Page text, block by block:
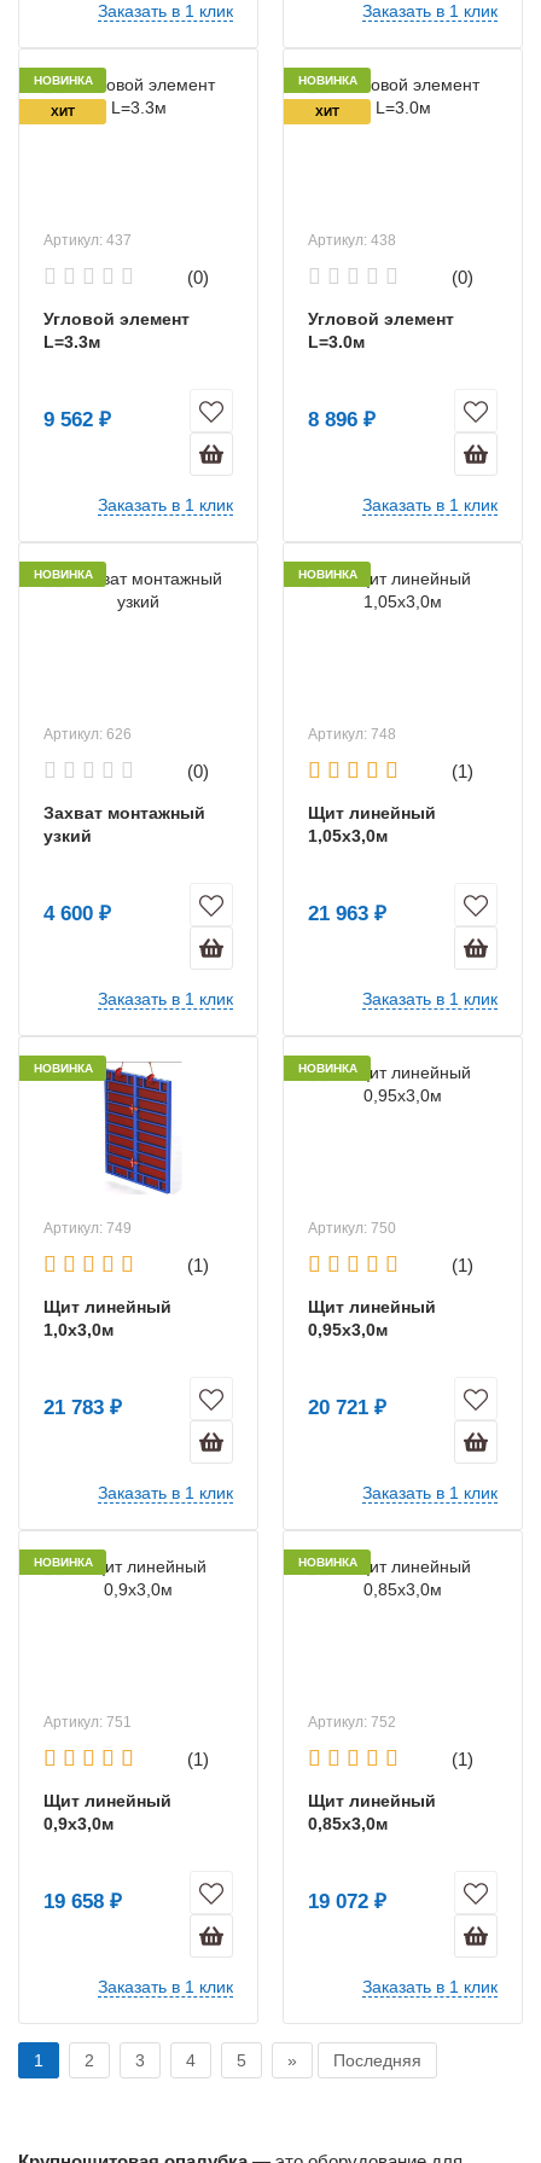
Заказать в 1 клик Заказать в 1 клик
НОВИНКА
ХИТ
Артикул: 437
(0)
Угловой элемент
L=3.3м
9 562 ₽
Заказать в 1 клик
НОВИНКА
ХИТ
Артикул: 438
(0)
Угловой элемент
L=3.0м
8 896 ₽
Заказать в 1 клик
НОВИНКА
Артикул: 626
(0)
Захват монтажный
узкий
4 600 ₽
Заказать в 1 клик
НОВИНКА
Артикул: 748
(1)
Щит линейный
1,05х3,0м
21 963 ₽
Заказать в 1 клик
НОВИНКА
Артикул: 749
(1)
Щит линейный
1,0х3,0м
21 783 ₽
Заказать в 1 клик
НОВИНКА
Артикул: 750
(1)
Щит линейный
0,95х3,0м
20 721 ₽
Заказать в 1 клик
НОВИНКА
Артикул: 751
(1)
Щит линейный
0,9х3,0м
19 658 ₽
Заказать в 1 клик
НОВИНКА
Артикул: 752
(1)
Щит линейный
0,85х3,0м
19 072 ₽
Заказать в 1 клик
1 2 3 4 5 » Последняя